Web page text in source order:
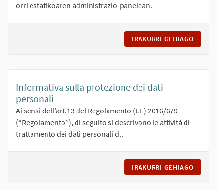
orri estatikoaren administrazio-panelean.
IRAKURRI GEHIAGO
Informativa sulla protezione dei dati
personali
Ai sensi dell’art.13 del Regolamento (UE) 2016/679
(“Regolamento”), di seguito si descrivono le attività di
trattamento dei dati personali d...
IRAKURRI GEHIAGO